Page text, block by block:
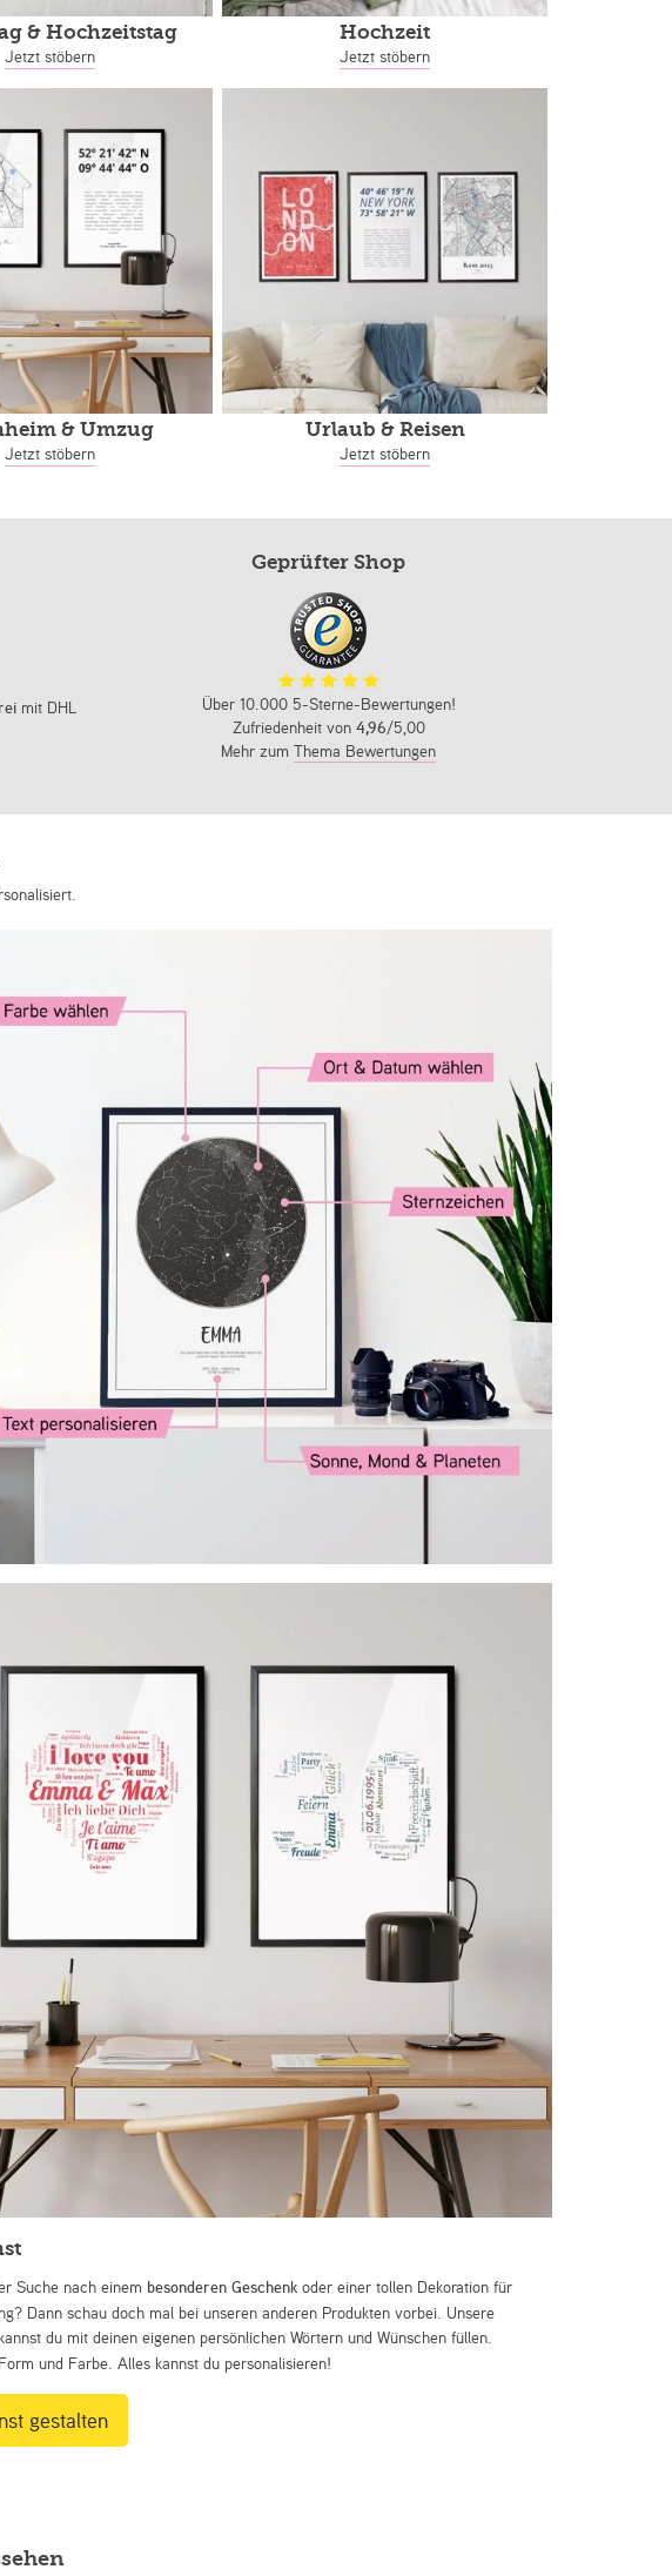
& Hochzeitstag
Jetzt stöbern
Hochzeit
Jetzt stöbern
& Umzug
Jetzt stöbern
Urlaub & Reisen
Jetzt stöbern
mit DHL
Geprüfter Shop
Über 10.000 5-Sterne-Bewertungen!
Zufriedenheit von 4,96/5,00
Mehr zumThema Bewertungen
Suche nach einem besonderen Geschenk oder einer tollen Dekoration für
Dann schau doch mal bei unseren anderen Produkten vorbei. Unsere
kannst du mit deinen eigenen persönlichen Wörtern und Wünschen füllen.
und Farbe. Alles kannst du personalisieren!
gestalten